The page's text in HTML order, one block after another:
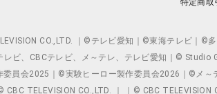
特定商取
CO.,LTD. ｜©テレビ愛知｜©東海テレビ｜
レビ、CBCテレビ、メ～テレ、テレビ愛知｜©
員会2025｜©実験ヒーロー製作委員会2026｜©メ～
CBC TELEVISION CO.,LTD. ｜ ｜© CBC